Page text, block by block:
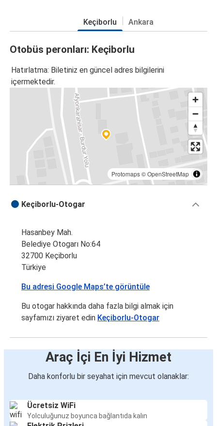
Keçiborlu Ankara
Otobüs peronları: Keçiborlu
Hatırlatma: Biletiniz en güncel adres bilgilerini
içermektedir.
Protomaps©OpenStreetMap
Keçiborlu-Otogar
Hasanbey Mah.
Belediye Otogarı No:64
32700 Keçiborlu
Türkiye
Bu adresi Google Maps’te görüntüle
Bu otogar hakkında daha fazla bilgi almak için
sayfamızı ziyaret edin Keçiborlu-Otogar
Araç İçi En İyi Hizmet
Daha konforlu bir seyahat için mevcut olanaklar:
Ücretsiz WiFi
Yolculuğunuz boyunca bağlantıda kalın